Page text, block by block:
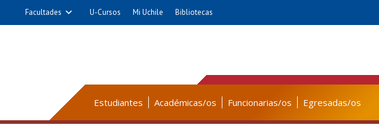
Facultades U-Cursos Mi Uchile Bibliotecas
Estudiantes Académicas/os Funcionarias/os Egresadas/os